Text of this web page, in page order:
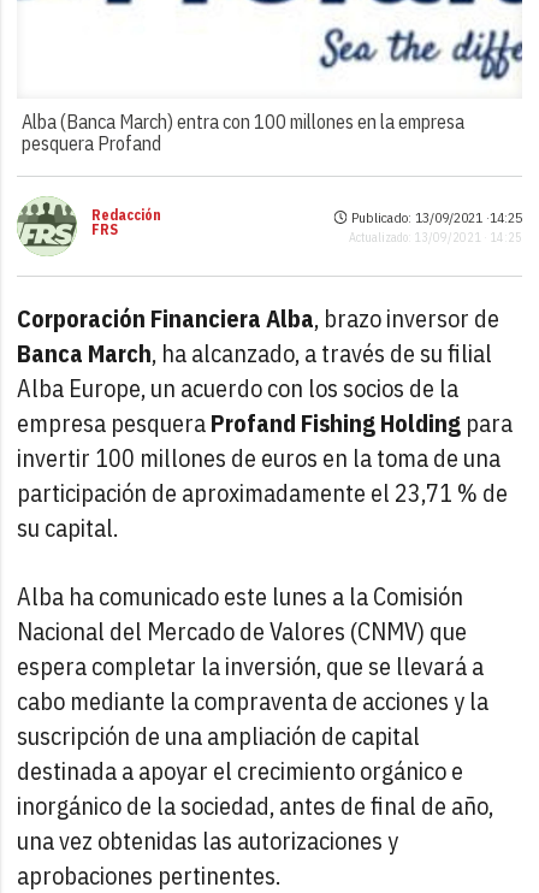
Alba (Banca March) entra con 100 millones en la empresa
pesquera Profand
Redacción
FRS
Publicado: 13/09/2021 ·14:25
Actualizado: 13/09/2021 · 14:25
Corporación Financiera Alba, brazo inversor de
Banca March, ha alcanzado, a través de su filial
Alba Europe, un acuerdo con los socios de la
empresa pesqueraProfand Fishing Holding para
invertir 100 millones de euros en la toma de una
participación de aproximadamente el 23,71 % de
su capital.
Alba ha comunicado este lunes a la Comisión
Nacional del Mercado de Valores (CNMV) que
espera completar la inversión, que se llevará a
cabo mediante la compraventa de acciones y la
suscripción de una ampliación de capital
destinada a apoyar el crecimiento orgánico e
inorgánico de la sociedad, antes de final de año,
una vez obtenidas las autorizaciones y
aprobaciones pertinentes.